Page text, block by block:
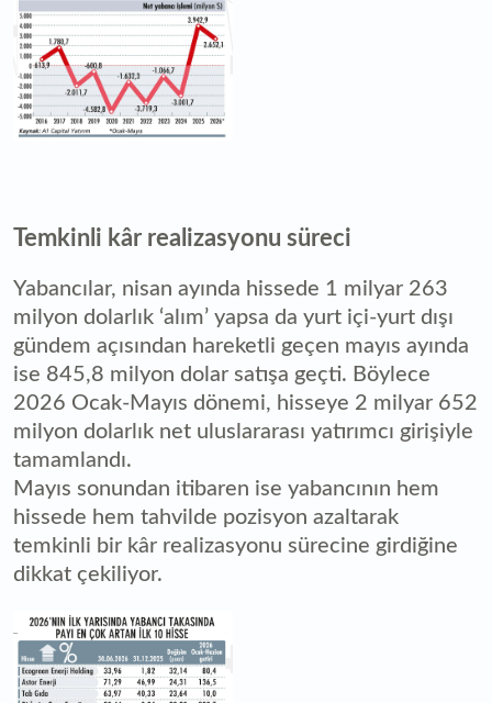
Temkinli kâr realizasyonu süreci
Yabancılar, nisan ayında hissede 1 milyar 263
milyon dolarlık ‘alım’ yapsa da yurt içi-yurt dışı
gündem açısından hareketli geçen mayıs ayında
ise 845,8 milyon dolar satışa geçti. Böylece
2026 Ocak-Mayıs dönemi, hisseye 2 milyar 652
milyon dolarlık net uluslararası yatırımcı girişiyle
tamamlandı.
Mayıs sonundan itibaren ise yabancının hem
hissede hem tahvilde pozisyon azaltarak
temkinli bir kâr realizasyonu sürecine girdiğine
dikkat çekiliyor.